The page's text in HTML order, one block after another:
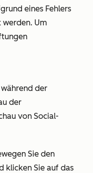
eines Fehlers
Um
der
der
von Social-
Sie den
klicken Sie auf das